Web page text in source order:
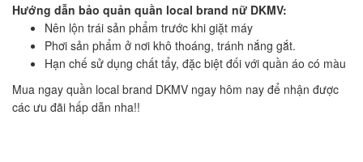
Hướng dẫn bảo quản quần local brand nữ DKMV:
Nên lộn trái sản phẩm trước khi giặt máy
Phơi sản phẩm ở nơi khô thoáng, tránh nắng gắt.
Hạn chế sử dụng chất tẩy, đặc biệt đối với quần áo có màu
Mua ngay quần local brand DKMV ngay hôm nay để nhận được
các ưu đãi hấp dẫn nha!!